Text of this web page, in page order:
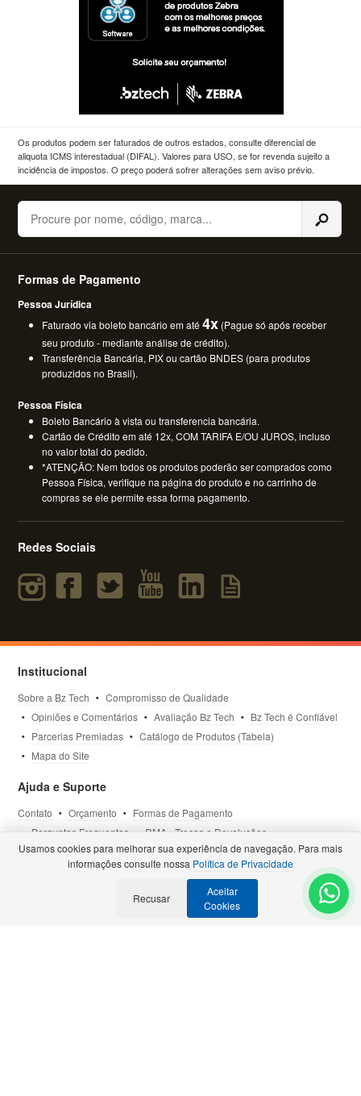
Os produtos podem ser faturados de outros estados, consulte diferencial de
aliquota ICMS interestadual (DIFAL). Valores para USO, se for revenda sujeito a
incidência de impostos. O preço poderá sofrer alterações sem aviso prévio.
Buscar
Formas de Pagamento
Pessoa Jurídica
Faturado via boleto bancário em até4x (Pague só após receber
seu produto - mediante análise de crédito).
Transferência Bancária, PIX ou cartão BNDES (para produtos
produzidos no Brasil).
Pessoa Física
Boleto Bancário à vista ou transferencia bancária.
Cartão de Crédito em até 12x, COM TARIFA E/OU JUROS, incluso
no valor total do pedido.
*ATENÇÃO: Nem todos os produtos poderão ser comprados como
Pessoa Física, verifique na página do produto e no carrinho de
compras se ele permite essa forma pagamento.
Redes Sociais
Institucional
Sobre a Bz Tech
Compromisso de Qualidade
Opiniões e Comentários
Avaliação Bz Tech
Bz Tech é Confiável
Parcerias Premiadas
Catálogo de Produtos (Tabela)
Mapa do Site
Ajuda e Suporte
Contato Orçamento
Formas de Pagamento
Perguntas Frequentes
RMA - Trocas e Devoluções
Política de Privacidade
Termos de Uso Site Seguro
Selos e Certificações- Veja todas as Parcerias Premiadas
Usamos cookies para melhorar sua experiência de navegação. Para mais
informações consulte nossa Política de Privacidade
Recusar
Aceitar
Cookies